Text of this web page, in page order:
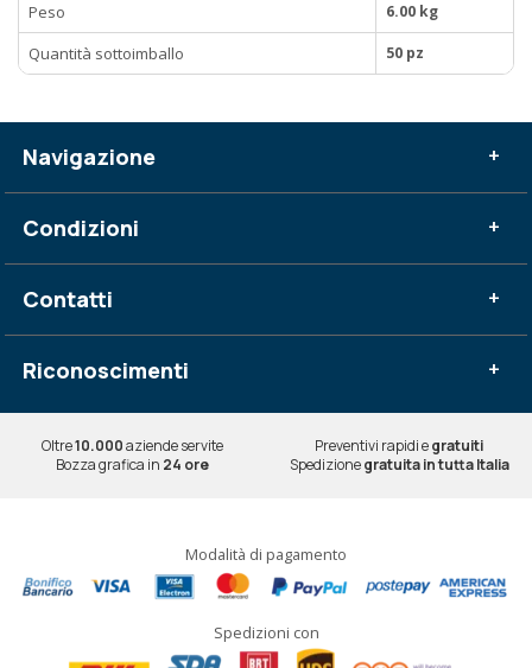
Peso 6.00 kg
Quantità sottoimballo 50 pz
Navigazione +
Condizioni +
Contatti +
Riconoscimenti +
Oltre10.000aziende servite Preventivi rapidi egratuiti
Bozza grafica in 24 ore Spedizionegratuita in tutta Italia
Modalità di pagamento
Spedizioni con